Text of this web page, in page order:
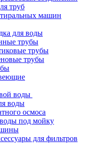
труб
машин
для воды
трубы
трубы
трубы
воды
воды
осмоса
под мойку
для фильтров